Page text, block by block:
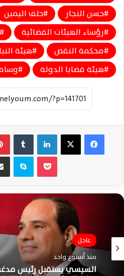
حسن النجار
حلف اليمين
رؤساء الهيئات القضائية
محكمة النقض
هيئة
هيئة قضايا الدولة
فيسبوك ‫X لينكدإن
سكايب
عاجل
منذ أسبوع واحد
السيسي يستقبل رئيس